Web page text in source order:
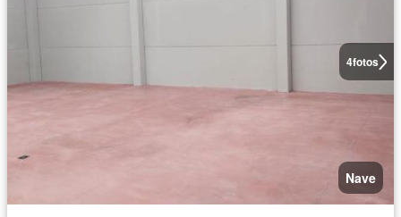
4fotos
Nave